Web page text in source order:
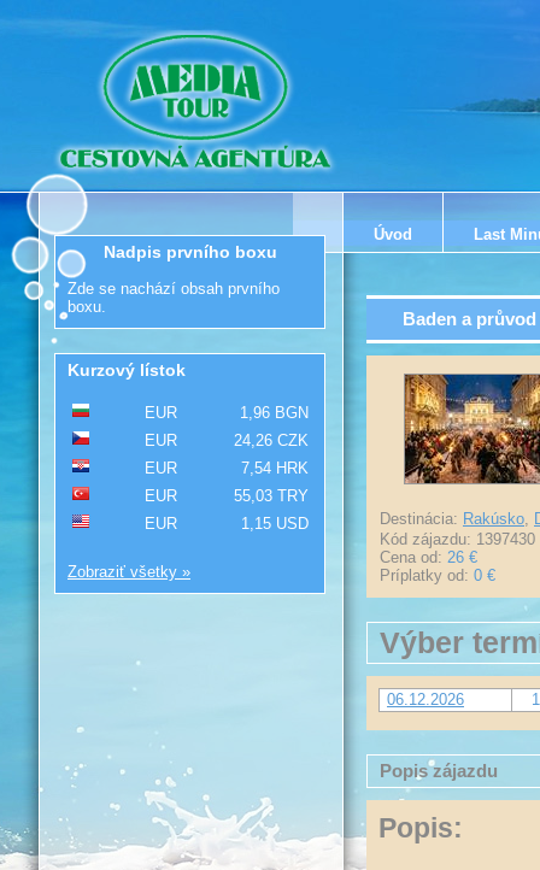
Úvod Last
Baden a
Destinácia: Rakúsko,
Kód zájazdu: 1397430
Cena od: 26 €
Príplatky od: 0 €
Výber
06.12.2026
Popis zájazdu
Popis:
Nadpis prvního boxu
Zde se nachází obsah prvního
boxu.
Kurzový lístok
EUR
1,96 BGN
EUR
24,26 CZK
EUR
7,54 HRK
EUR
55,03 TRY
EUR
1,15 USD
Zobraziť všetky »